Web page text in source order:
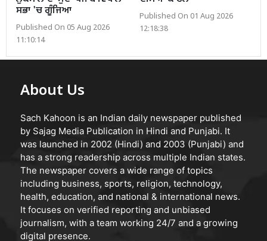
ਸਭਾ 'ਚ ਗੂੰਜਿਆ
Published On 05 Aug 2026
11:10:14
Published On 01 Aug 2026
12:18:38
About Us
Sach Kahoon is an Indian daily newspaper published
by Sajag Media Publication in Hindi and Punjabi. It
was launched in 2002 (Hindi) and 2003 (Punjabi) and
has a strong readership across multiple Indian states.
The newspaper covers a wide range of topics
including business, sports, religion, technology,
health, education, and national & international news.
It focuses on verified reporting and unbiased
journalism, with a team working 24/7 and a growing
digital presence.